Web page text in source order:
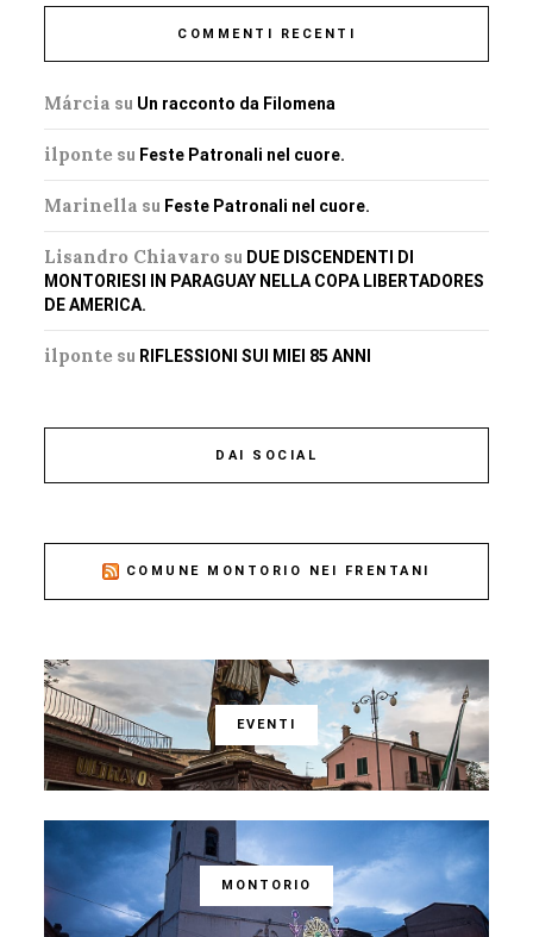
COMMENTI RECENTI
Márcia su Un racconto da Filomena
ilponte su Feste Patronali nel cuore.
Marinella su Feste Patronali nel cuore.
Lisandro Chiavaro su DUE DISCENDENTI DI
MONTORIESI IN PARAGUAY NELLA COPA LIBERTADORES
DE AMERICA.
ilponte su RIFLESSIONI SUI MIEI 85 ANNI
DAI SOCIAL
COMUNE MONTORIO NEI FRENTANI
EVENTI
MONTORIO